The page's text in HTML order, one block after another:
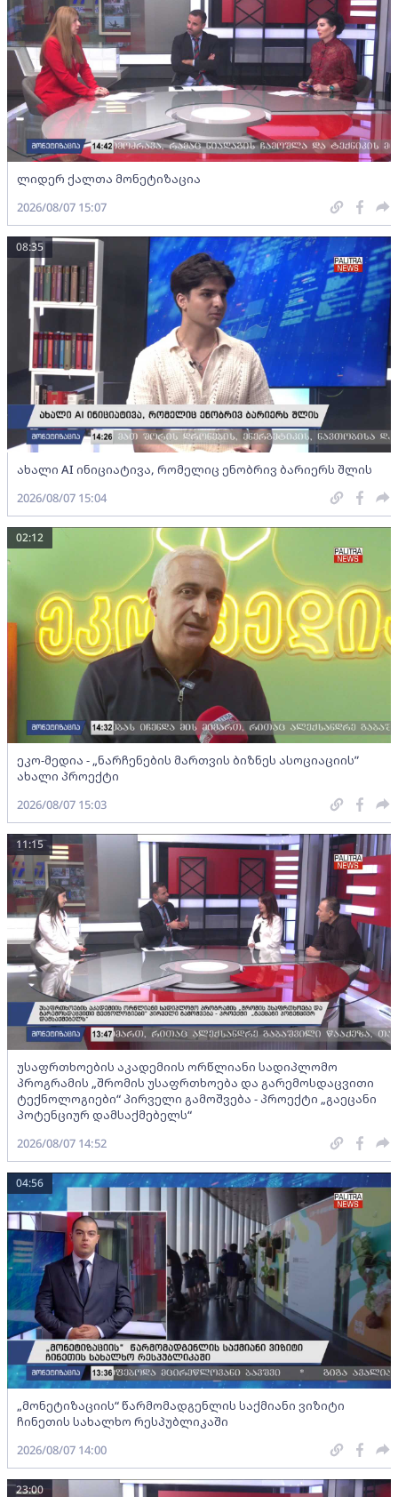
ლიდერ ქალთა მონეტიზაცია
2026/08/07 15:07
ახალი AI ინიციატივა, რომელიც ენობრივ ბარიერს შლის
08:35
2026/08/07 15:04
ეკო-მედია - „ნარჩენების მართვის ბიზნეს ასოციაციის”
ახალი პროექტი
02:12
2026/08/07 15:03
უსაფრთხოების აკადემიის ორწლიანი სადიპლომო
პროგრამის „შრომის უსაფრთხოება და გარემოსდაცვითი
ტექნოლოგიები“ პირველი გამოშვება - პროექტი „გაეცანი
პოტენციურ დამსაქმებელს“
11:15
2026/08/07 14:52
„მონეტიზაციის“ წარმომადგენლის საქმიანი ვიზიტი
ჩინეთის სახალხო რესპუბლიკაში
04:56
2026/08/07 14:00
23:00